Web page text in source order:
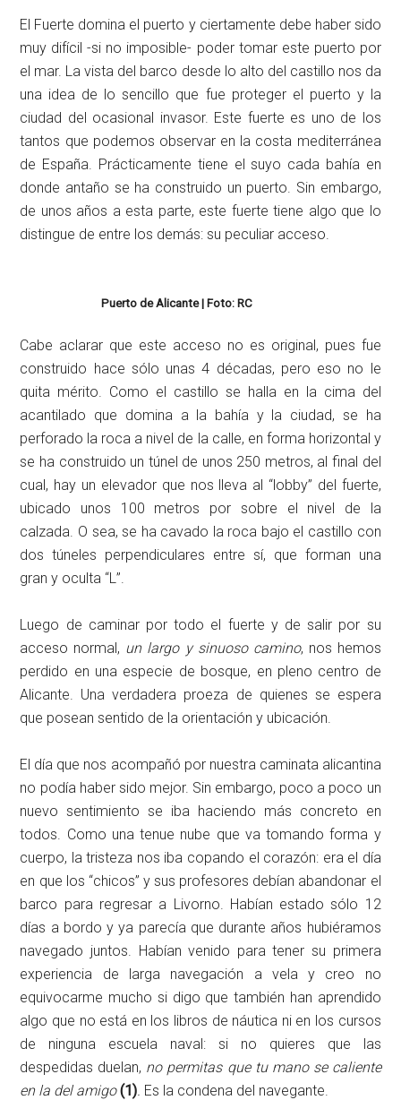
El Fuerte domina el puerto y ciertamente debe haber sido
muy difícil -si no imposible- poder tomar este puerto por
el mar. La vista del barco desde lo alto del castillo nos da
una idea de lo sencillo que fue proteger el puerto y la
ciudad del ocasional invasor. Este fuerte es uno de los
tantos que podemos observar en la costa mediterránea
de España. Prácticamente tiene el suyo cada bahía en
donde antaño se ha construido un puerto. Sin embargo,
de unos años a esta parte, este fuerte tiene algo que lo
distingue de entre los demás: su peculiar acceso.
Puerto de Alicante | Foto: RC
Cabe aclarar que este acceso no es original, pues fue
construido hace sólo unas 4 décadas, pero eso no le
quita mérito. Como el castillo se halla en la cima del
acantilado que domina a la bahía y la ciudad, se ha
perforado la roca a nivel de la calle, en forma horizontal y
se ha construido un túnel de unos 250 metros, al final del
cual, hay un elevador que nos lleva al “lobby” del fuerte,
ubicado unos 100 metros por sobre el nivel de la
calzada. O sea, se ha cavado la roca bajo el castillo con
dos túneles perpendiculares entre sí, que forman una
gran y oculta “L”.
Luego de caminar por todo el fuerte y de salir por su
acceso normal, un largo y sinuoso camino, nos hemos
perdido en una especie de bosque, en pleno centro de
Alicante. Una verdadera proeza de quienes se espera
que posean sentido de la orientación y ubicación.
El día que nos acompañó por nuestra caminata alicantina
no podía haber sido mejor. Sin embargo, poco a poco un
nuevo sentimiento se iba haciendo más concreto en
todos. Como una tenue nube que va tomando forma y
cuerpo, la tristeza nos iba copando el corazón: era el día
en que los “chicos” y sus profesores debían abandonar el
barco para regresar a Livorno. Habían estado sólo 12
días a bordo y ya parecía que durante años hubiéramos
navegado juntos. Habían venido para tener su primera
experiencia de larga navegación a vela y creo no
equivocarme mucho si digo que también han aprendido
algo que no está en los libros de náutica ni en los cursos
de ninguna escuela naval: si no quieres que las
despedidas duelan, no permitas que tu mano se caliente
en la del amigo(1). Es la condena del navegante.